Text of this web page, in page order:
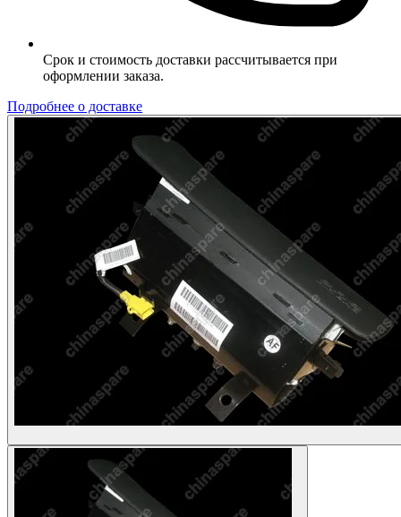
Срок и стоимость доставки рассчитывается при
оформлении заказа.
Подробнее о доставке